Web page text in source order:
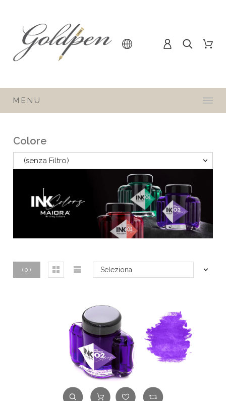
MENU
Colore
(senza Filtro)
( 0 ) Seleziona